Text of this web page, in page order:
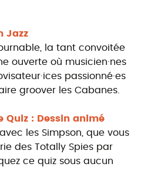
Jazz
la tant convoitée
ouverte où musicien·nes
passionné·es
groover les Cabanes.
Quiz : Dessin animé
les Simpson, que vous
des Totally Spies par
ce quiz sous aucun